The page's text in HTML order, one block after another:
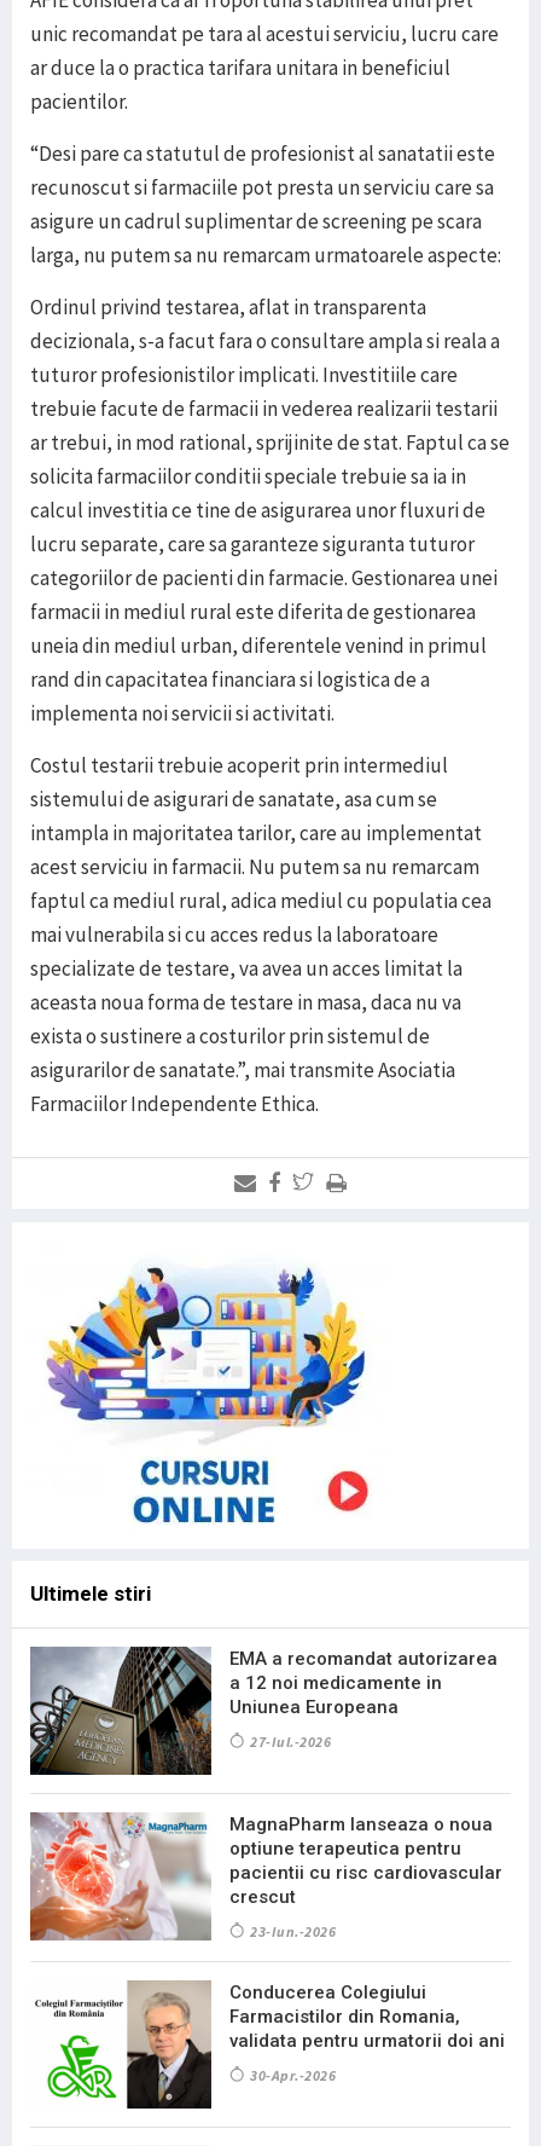
unic recomandat pe tara al acestui serviciu, lucru care
ar duce la o practica tarifara unitara in beneficiul
pacientilor.
“Desi pare ca statutul de profesionist al sanatatii este
recunoscut si farmaciile pot presta un serviciu care sa
asigure un cadrul suplimentar de screening pe scara
larga, nu putem sa nu remarcam urmatoarele aspecte:
Ordinul privind testarea, aflat in transparenta
decizionala, s-a facut fara o consultare ampla si reala a
tuturor profesionistilor implicati. Investitiile care
trebuie facute de farmacii in vederea realizarii testarii
ar trebui, in mod rational, sprijinite de stat. Faptul ca se
solicita farmaciilor conditii speciale trebuie sa ia in
calcul investitia ce tine de asigurarea unor fluxuri de
lucru separate, care sa garanteze siguranta tuturor
categoriilor de pacienti din farmacie. Gestionarea unei
farmacii in mediul rural este diferita de gestionarea
uneia din mediul urban, diferentele venind in primul
rand din capacitatea financiara si logistica de a
implementa noi servicii si activitati.
Costul testarii trebuie acoperit prin intermediul
sistemului de asigurari de sanatate, asa cum se
intampla in majoritatea tarilor, care au implementat
acest serviciu in farmacii. Nu putem sa nu remarcam
faptul ca mediul rural, adica mediul cu populatia cea
mai vulnerabila si cu acces redus la laboratoare
specializate de testare, va avea un acces limitat la
aceasta noua forma de testare in masa, daca nu va
exista o sustinere a costurilor prin sistemul de
asigurarilor de sanatate.”, mai transmite Asociatia
Farmaciilor Independente Ethica.
Ultimele stiri
EMA a recomandat autorizarea
a 12 noi medicamente in
Uniunea Europeana
27-Iul.-2026
MagnaPharm lanseaza o noua
optiune terapeutica pentru
pacientii cu risc cardiovascular
crescut
23-Iun.-2026
Conducerea Colegiului
Farmacistilor din Romania,
validata pentru urmatorii doi ani
30-Apr.-2026